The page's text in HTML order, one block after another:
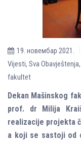
19. новембар 2021.
Vijesti, Sva Obavještenja,
fakultet
Dekan Mašinskog
prof. dr Milija
realizacije projekta
a koji se sastoji od